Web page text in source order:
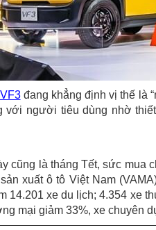
đang khẳng định vị thế là
với người tiêu dùng nhờ
cũng là tháng Tết, sức mua
xuất ô tô Việt Nam
14.201 xe du lịch; 4.354 xe
mại giảm 33%, xe chuyên